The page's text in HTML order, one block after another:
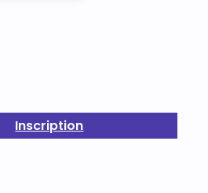
Inscription